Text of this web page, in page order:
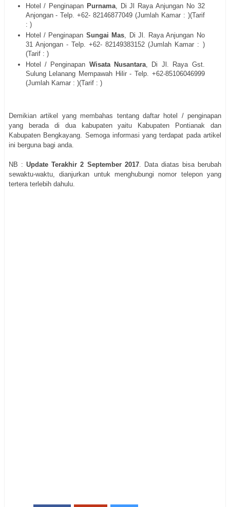
Hotel / Penginapan Purnama, Di Jl Raya Anjungan No 32
Anjongan - Telp. +62- 82146877049 (Jumlah Kamar : )(Tarif
: )
Hotel / Penginapan Sungai Mas , Di Jl. Raya Anjungan No
31 Anjongan - Telp. +62- 82149383152 (Jumlah Kamar : )
(Tarif : )
Hotel / Penginapan Wisata Nusantara, Di Jl. Raya Gst.
Sulung Lelanang Mempawah Hilir - Telp. +62-85106046999
(Jumlah Kamar : )(Tarif : )
Demikian artikel yang membahas tentang daftar hotel / penginapan
yang berada di dua kabupaten yaitu Kabupaten Pontianak dan
Kabupaten Bengkayang. Semoga informasi yang terdapat pada artikel
ini berguna bagi anda.
NB :Update Terakhir 2 September 2017. Data diatas bisa berubah
sewaktu-waktu, dianjurkan untuk menghubungi nomor telepon yang
tertera terlebih dahulu.